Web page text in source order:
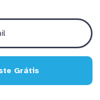
Grátis